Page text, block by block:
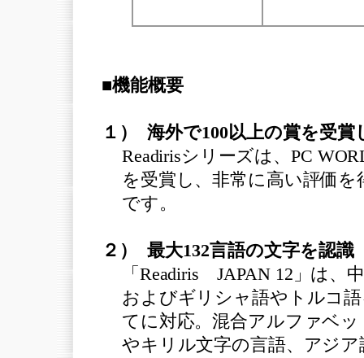
■機能概要
１） 海外で100以上の賞を受
Readirisシリーズは、PC
を受賞し、非常に高い評価を
です。
２） 最大132言語の文字を認識
「Readiris JAPAN 12」は、
およびギリシャ語やトルコ
てに対応。混合アルファベ
やキリル文字の言語、アジ